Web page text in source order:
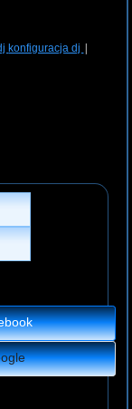
konfiguracja dj|